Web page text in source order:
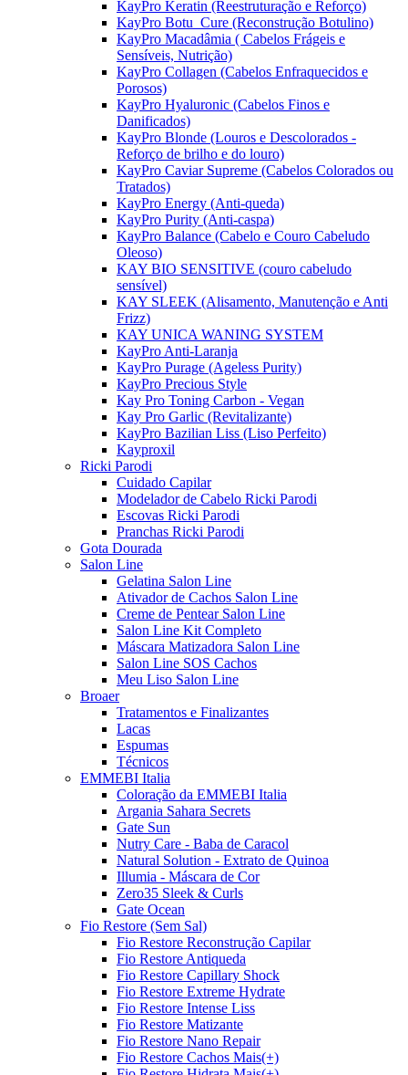
KayPro Keratin (Reestruturação e Reforço)
KayPro Botu_Cure (Reconstrução Botulino)
KayPro Macadâmia ( Cabelos Frágeis e
Sensíveis, Nutrição)
KayPro Collagen (Cabelos Enfraquecidos e
Porosos)
KayPro Hyaluronic (Cabelos Finos e
Danificados)
KayPro Blonde (Louros e Descolorados -
Reforço de brilho e do louro)
KayPro Caviar Supreme (Cabelos Colorados ou
Tratados)
KayPro Energy (Anti-queda)
KayPro Purity (Anti-caspa)
KayPro Balance (Cabelo e Couro Cabeludo
Oleoso)
KAY BIO SENSITIVE (couro cabeludo
sensível)
KAY SLEEK (Alisamento, Manutenção e Anti
Frizz)
KAY UNICA WANING SYSTEM
KayPro Anti-Laranja
KayPro Purage (Ageless Purity)
KayPro Precious Style
Kay Pro Toning Carbon - Vegan
Kay Pro Garlic (Revitalizante)
KayPro Bazilian Liss (Liso Perfeito)
Kayproxil
Ricki Parodi
Cuidado Capilar
Modelador de Cabelo Ricki Parodi
Escovas Ricki Parodi
Pranchas Ricki Parodi
Gota Dourada
Salon Line
Gelatina Salon Line
Ativador de Cachos Salon Line
Creme de Pentear Salon Line
Salon Line Kit Completo
Máscara Matizadora Salon Line
Salon Line SOS Cachos
Meu Liso Salon Line
Broaer
Tratamentos e Finalizantes
Lacas
Espumas
Técnicos
EMMEBI Italia
Coloração da EMMEBI Italia
Argania Sahara Secrets
Gate Sun
Nutry Care - Baba de Caracol
Natural Solution - Extrato de Quinoa
Illumia - Máscara de Cor
Zero35 Sleek & Curls
Gate Ocean
Fio Restore (Sem Sal)
Fio Restore Reconstrução Capilar
Fio Restore Antiqueda
Fio Restore Capillary Shock
Fio Restore Extreme Hydrate
Fio Restore Intense Liss
Fio Restore Matizante
Fio Restore Nano Repair
Fio Restore Cachos Mais(+)